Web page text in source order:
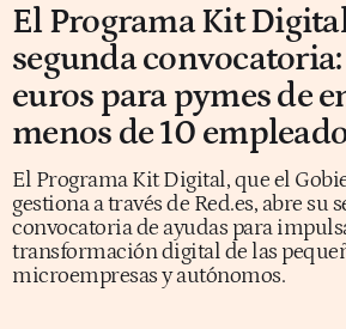
El Programa Kit
segunda
euros para pymes de
menos de 10
El Programa Kit Digital, que el
gestiona a través de Red.es, abre su
convocatoria de ayudas para
transformación digital de las
microempresas y autónomos.